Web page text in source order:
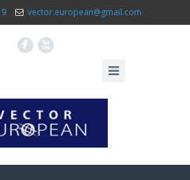
vector.european@gmail.com
F X